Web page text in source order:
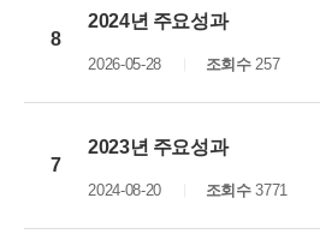
8
2024년 주요성과
2026-05-28 조회수257
7
2023년 주요성과
2024-08-20 조회수3771